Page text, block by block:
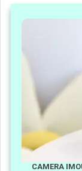
CAMERA